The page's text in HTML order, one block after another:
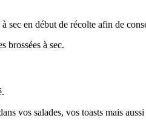
sec en début de récolte afin de
brossées à sec.
vos salades, vos toasts mais